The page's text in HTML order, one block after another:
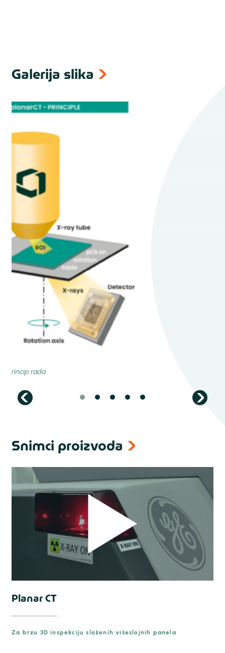
Galerija slika
Snimci proizvoda
Planar CT
Za brzu 3D inspekciju složenih višeslojnih panela